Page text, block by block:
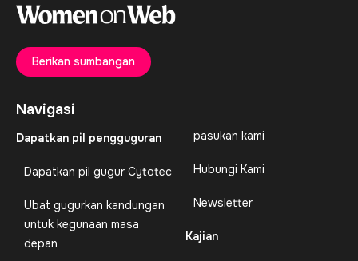
Navigasi
Dapatkan pil pengguguran
Dapatkan pil gugur Cytotec
Ubat gugurkan kandungan
untuk kegunaan masa
depan
pasukan kami
Hubungi Kami
Newsletter
Kajian
Berikan sumbangan